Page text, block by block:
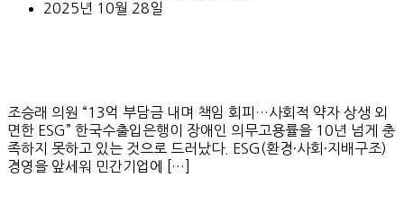
2025년 10월 28일
조승래 의원 “13억 부담금 내며 책임 회피…사회적 약자 상생 외
면한 ESG” 한국수출입은행이 장애인 의무고용률을 10년 넘게 충
족하지 못하고 있는 것으로 드러났다. ESG(환경·사회·지배구조)
경영을 앞세워 민간기업에 […]